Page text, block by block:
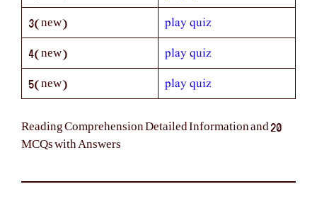
3(new) play quiz
4(new) play quiz
5(new) play quiz
Reading Comprehension Detailed Information and 20
MCQs with Answers